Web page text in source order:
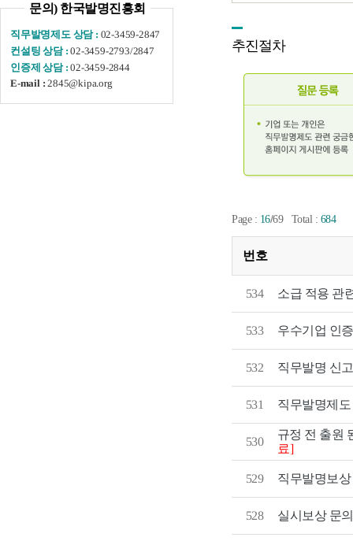
문의) 한국발명진흥회
직무발명제도 상담 : 02-3459-2847
컨설팅 상담 :02-3459-2793/2847
인증제 상담 :02-3459-2844
E-mail : 2845@kipa.org
추진절차
Page : 16/69 Total : 684
번호
534 소급 적용 관
533 우수기업 인
532 직무발명 신
531 직무발명제도
530
규정 전 출원
료]
529 직무발명보
528 실시보상 문의